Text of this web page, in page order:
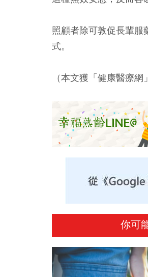
照顧者除可敦促長輩服
式。
（本文獲「健康醫療
你可